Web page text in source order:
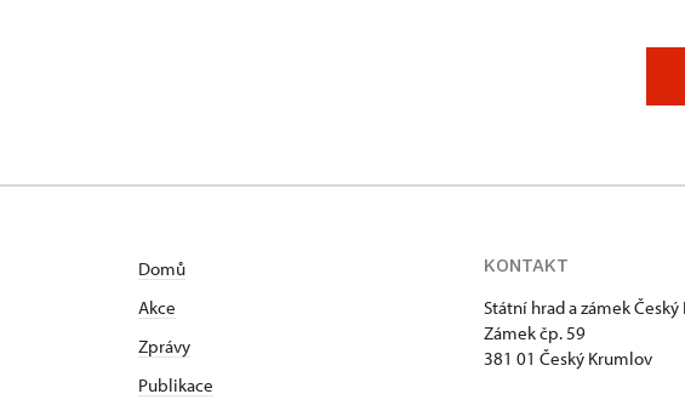
Domů
Akce
Zprávy
Publikace
KONTAKT
Státní hrad a zámek
Zámek čp. 59
381 01 Český Krumlov